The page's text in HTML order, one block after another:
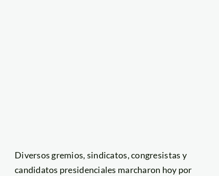
Diversos gremios, sindicatos, congresistas y
candidatos presidenciales marcharon hoy por